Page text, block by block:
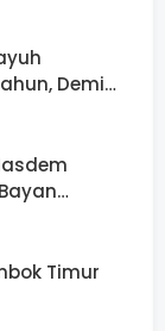
provokasi dari
kepada
Besar
dan meminta
adil
Demi
Dapil 3
Timur